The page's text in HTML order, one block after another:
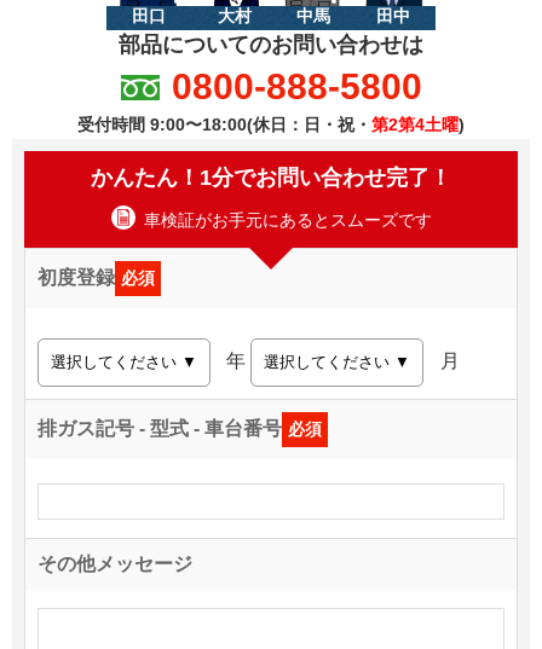
田口 大村 中馬 田中
部品についてのお問い合わせは
0800-888-5800
受付時間 9:00〜18:00(休日：日・祝・ 第2第4土曜)
かんたん！1分でお問い合わせ完了！
車検証がお手元にあるとスムーズです
初度登録 必須
年 月
排ガス記号 - 型式 - 車台番号 必須
その他メッセージ